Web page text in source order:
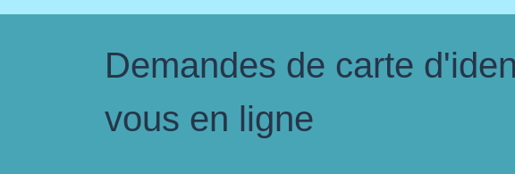
Demandes de carte
vous en ligne